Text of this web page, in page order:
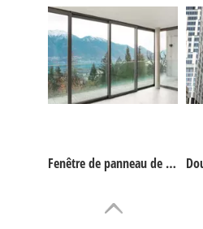
Fenêtre de panneau de verre de bâtiment d'isolation thermique personnalisée